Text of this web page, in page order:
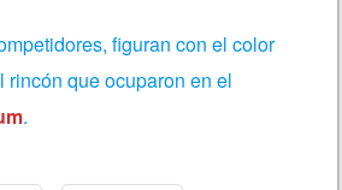
figuran con el color
rincón que ocuparon en el
.